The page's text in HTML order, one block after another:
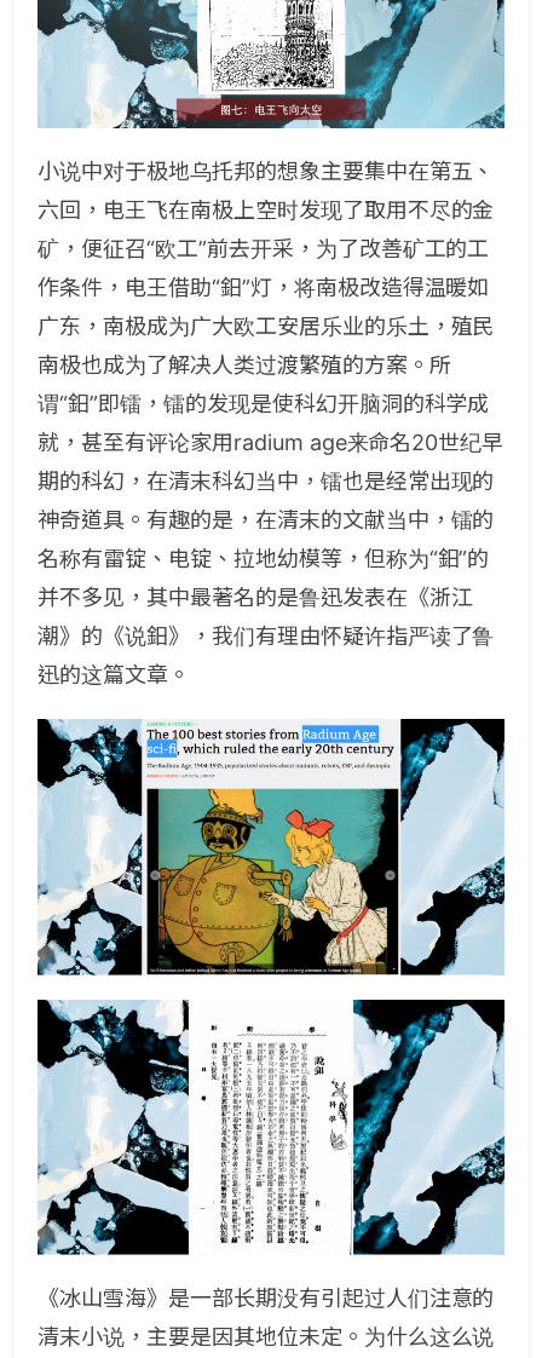
小说中对于极地乌托邦的想象主要集中在第五、
六回，电王飞在南极上空时发现了取用不尽的金
矿，便征召“欧工”前去开采，为了改善矿工的工
作条件，电王借助“鈤”灯，将南极改造得温暖如
广东，南极成为广大欧工安居乐业的乐土，殖民
南极也成为了解决人类过渡繁殖的方案。所
谓“鈤”即镭，镭的发现是使科幻开脑洞的科学成
就，甚至有评论家用radium age来命名20世纪早
期的科幻，在清末科幻当中，镭也是经常出现的
神奇道具。有趣的是，在清末的文献当中，镭的
名称有雷锭、电锭、拉地幼模等，但称为“鈤”的
并不多见，其中最著名的是鲁迅发表在《浙江
潮》的《说鈤》，我们有理由怀疑许指严读了鲁
迅的这篇文章。
《冰山雪海》是一部长期没有引起过人们注意的
清末小说，主要是因其地位未定。为什么这么说